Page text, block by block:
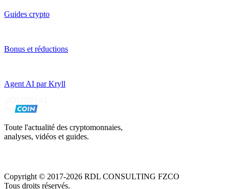
Guides crypto
Bonus et réductions
Agent AI par Kryll
Toute l'actualité des cryptomonnaies,
analyses, vidéos et guides.
Copyright © 2017-2026 RDL CONSULTING FZCO
Tous droits réservés.